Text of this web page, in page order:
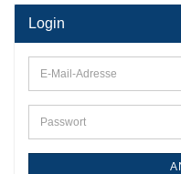
Login
E-
Mail-
Adresse
Passwort